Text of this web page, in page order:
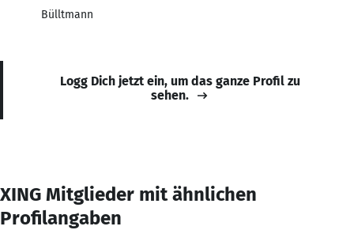
Bülltmann
Logg Dich jetzt ein, um das ganze Profil zu
sehen.
XING Mitglieder mit ähnlichen
Profilangaben